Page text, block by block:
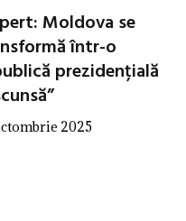
Moldova se
într-o
prezidențială
2025